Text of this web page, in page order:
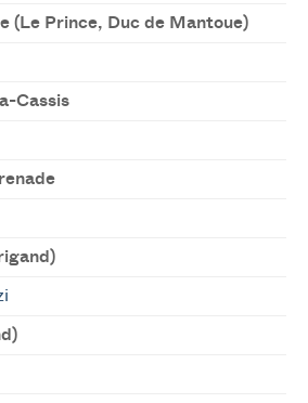
(Le Prince, Duc de Mantoue)
Cassis